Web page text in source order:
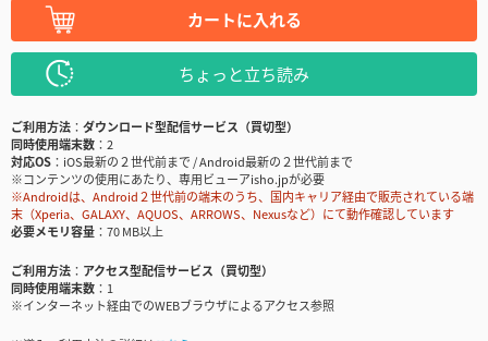
カートに入れる
ちょっと立ち読み
ご利用方法
ダウンロード型配信サービス（買切型）
同時使用端末数
2
対応OS
iOS最新の２世代前まで / Android最新の２世代前まで
※コンテンツの使用にあたり、専用ビューアisho.jpが必要
※Androidは、Android２世代前の端末のうち、国内キャリア経由で販売されている端
末（Xperia、GALAXY、AQUOS、ARROWS、Nexusなど）にて動作確認しています
必要メモリ容量
70 MB以上
ご利用方法
アクセス型配信サービス（買切型）
同時使用端末数
1
※インターネット経由でのWEBブラウザによるアクセス参照